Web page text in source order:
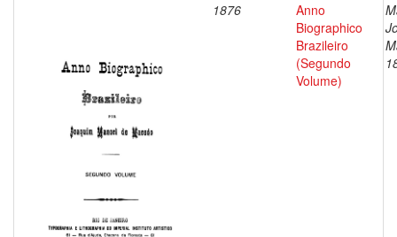
1876
Anno
Biographico
Brazileiro
(Segundo
Volume)